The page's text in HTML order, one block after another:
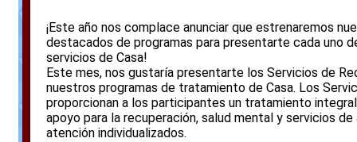
¡Este año nos complace anunciar que estrenaremos
destacados de programas para presentarte cada uno
servicios de Casa!
Este mes, nos gustaría presentarte los Servicios de
nuestros programas de tratamiento de Casa. Los
proporcionan a los participantes un tratamiento
apoyo para la recuperación, salud mental y servicios
atención individualizados.